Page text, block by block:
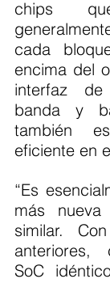
chips
cada
encima del
interfaz
banda y
también
eficiente en
“Es
más
similar.
anteriores,
SoC